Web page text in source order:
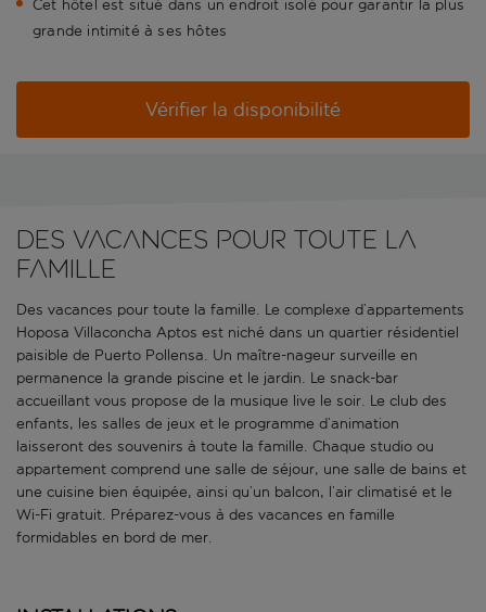
Cet hôtel est situé dans un endroit isolé pour garantir la plus
grande intimité à ses hôtes
Vérifier la disponibilité
Des vacances pour toute la
famille
Des vacances pour toute la famille. Le complexe d’appartements
Hoposa Villaconcha Aptos est niché dans un quartier résidentiel
paisible de Puerto Pollensa. Un maître-nageur surveille en
permanence la grande piscine et le jardin. Le snack-bar
accueillant vous propose de la musique live le soir. Le club des
enfants, les salles de jeux et le programme d’animation
laisseront des souvenirs à toute la famille. Chaque studio ou
appartement comprend une salle de séjour, une salle de bains et
une cuisine bien équipée, ainsi qu’un balcon, l’air climatisé et le
Wi-Fi gratuit. Préparez-vous à des vacances en famille
formidables en bord de mer.